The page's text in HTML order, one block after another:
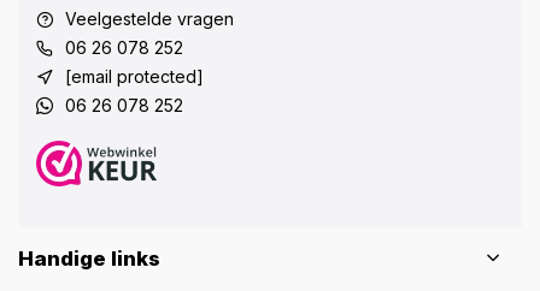
Veelgestelde vragen
06 26 078 252
[email protected]
06 26 078 252
Handige links